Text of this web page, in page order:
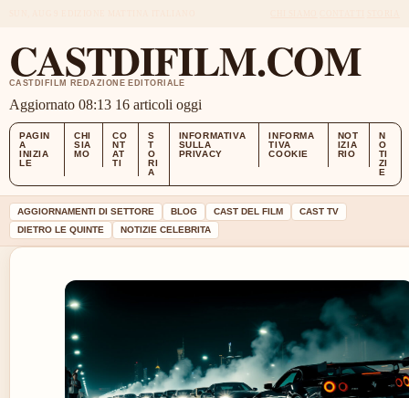
CASTDIFILM.COM
CASTDIFILM REDAZIONE EDITORIALE
Aggiornato 08:13 16 articoli oggi
PAGIN
A
INIZIA
LE
CHI
SIA
MO
CO
NT
AT
TI
S
T
O
RI
A
INFORMATIVA
SULLA
PRIVACY
INFORMA
TIVA
COOKIE
NOT
IZIA
RIO
N
O
TI
ZI
E
AGGIORNAMENTI DI SETTORE BLOG CAST DEL FILM
CAST TV
DIETRO LE QUINTE
NOTIZIE CELEBRITA